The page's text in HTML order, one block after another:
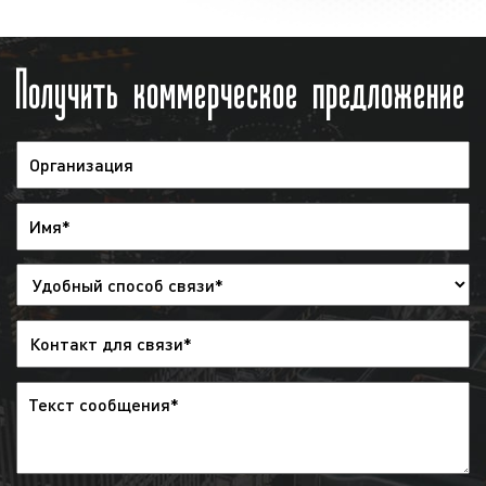
предоставляется отчет. Указанный отчет
предоставляется в виде
справки. Также в качестве
дополнительной отчетности мы можем
предоставить запись выхода рекламы.
Обращаем внимание, что наша компания
не отслеживает выходы рекламы
может самостоятельно отслеживать
корректность выхода рекламы на радио с
помощью имеющегося графика
(медиаплана).
Итак, как видим, процесс размещения
простым. В среднем для размещения рекламы
у заказчика нет рекламного ролика. В случае,
Получить коммерческое предложение